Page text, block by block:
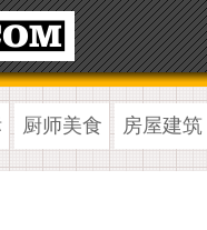
厨师美食 房屋建筑